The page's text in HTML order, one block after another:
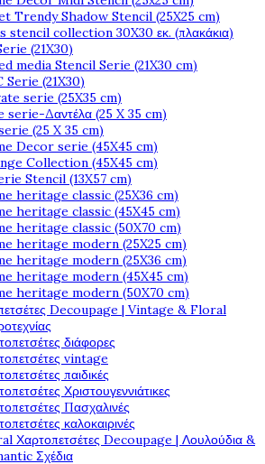
Trendy Shadow Stencil (25X25 cm)
stencil collection 30X30 εκ. (πλακάκια)
(21X30)
media Stencil Serie (21X30 cm)
Serie (21X30)
serie (25X35 cm)
serie-Δαντέλα (25 X 35 cm)
(25 X 35 cm)
Decor serie (45X45 cm)
Collection (45X45 cm)
Stencil (13X57 cm)
heritage classic (25X36 cm)
heritage classic (45X45 cm)
heritage classic (50X70 cm)
heritage modern (25X25 cm)
heritage modern (25X36 cm)
heritage modern (45X45 cm)
heritage modern (50X70 cm)
Decoupage | Vintage & Floral
διάφορες
vintage
παιδικές
Χριστουγεννιάτικες
Πασχαλινές
καλοκαιρινές
Χαρτοπετσέτες Decoupage | Λουλούδια &
Σχέδια